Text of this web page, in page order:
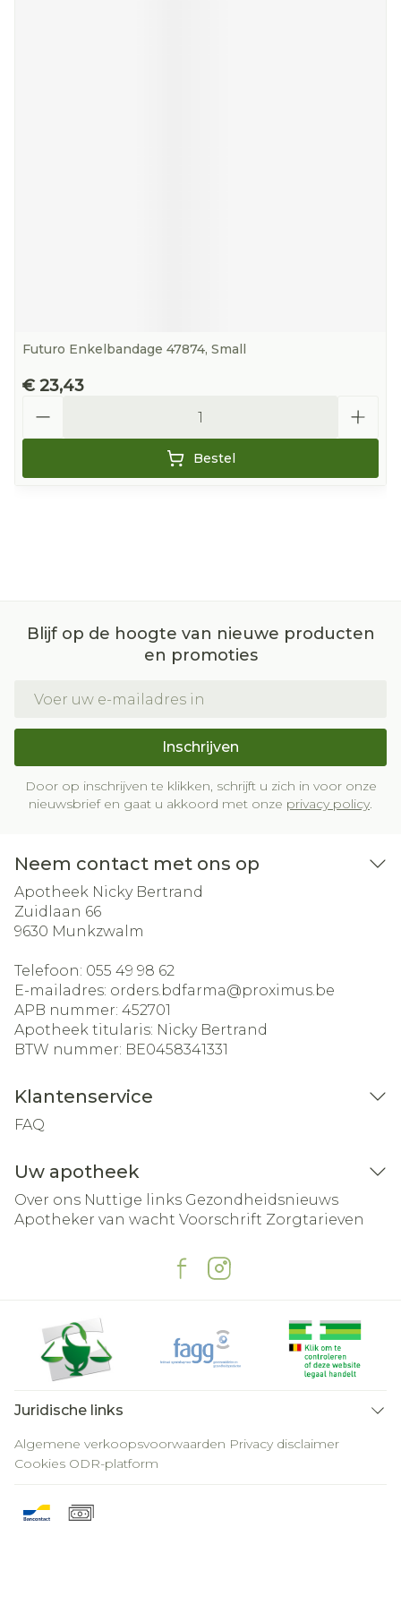
Futuro Enkelbandage 47874, Small
€ 23,43
Bestel
Blijf op de hoogte van nieuwe producten
en promoties
Inschrijven
Door op inschrijven te klikken, schrijft u zich in voor onze
nieuwsbrief en gaat u akkoord met onze privacy policy.
Neem contact met ons op
Apotheek Nicky Bertrand
Zuidlaan 66
9630 Munkzwalm
Telefoon: 055 49 98 62
E-mailadres: orders.bdfarma@proximus.be
APB nummer: 452701
Apotheek titularis: Nicky Bertrand
BTW nummer: BE0458341331
Klantenservice
FAQ
Uw apotheek
Over ons Nuttige links Gezondheidsnieuws
Apotheker van wacht Voorschrift Zorgtarieven
Juridische links
Algemene verkoopsvoorwaarden Privacy disclaimer
Cookies ODR-platform